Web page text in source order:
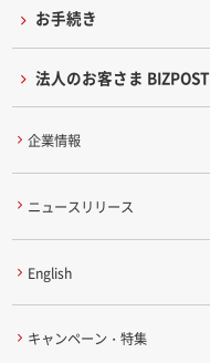
お手続き
法人のお客さま BIZPOST
企業情報
ニュースリリース
English
キャンペーン・特集